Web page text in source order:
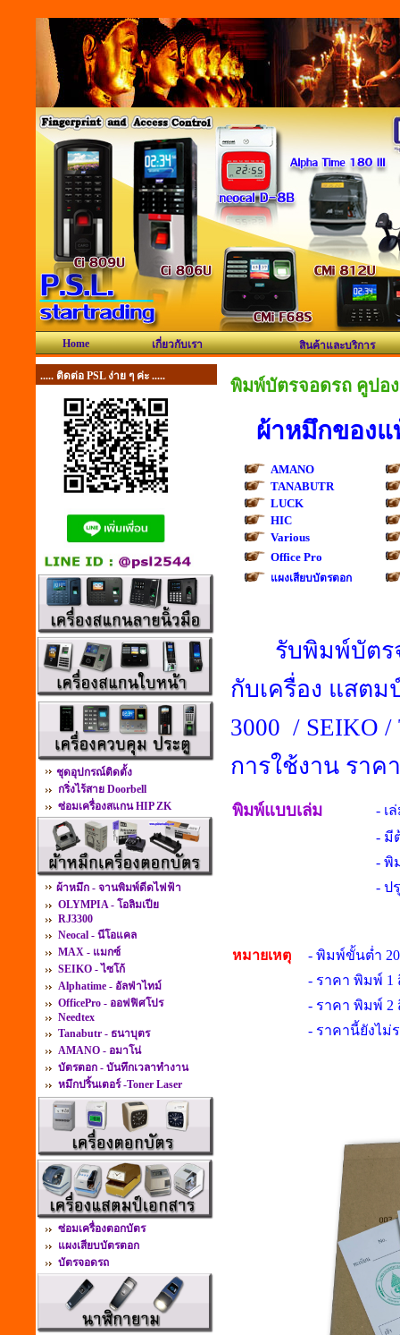
Home เกี่ยวกับเรา สินค้าและบริการ
..... ติดต่อ PSL ง่าย ๆ ค่ะ .....
ชุดอุปกรณ์ติดตั้ง
กริ่งไร้สาย Doorbell
ซ่อมเครื่องสแกน HIP ZK
ผ้าหมึก - จานพิมพ์ดีดไฟฟ้า
OLYMPIA - โอลิมเปีย
RJ3300
Neocal - นีโอแคล
MAX - แมกซ์
SEIKO - ไซโก้
Alphatime - อัลฟ่าไทม์
OfficePro - ออฟฟิศโปร
Needtex
Tanabutr - ธนาบุตร
AMANO - อมาโน่
บัตรตอก - บันทึกเวลาทำงาน
หมึกปริ้นเตอร์ -Toner Laser
ซ่อมเครื่องตอกบัตร
แผงเสียบบัตรตอก
บัตรจอดรถ
พิมพ์บัตรจอดรถ คูปอ
ผ้าหมึกของ
AMANO
TANABUTR
LUCK
HIC
Various
Office Pro
แผงเสียบบัตรตอก
รับพิมพ์บัตร
กับเครื่อง แสตม
3000 / SEIKO /
การใช้งาน รา
พิมพ์แบบเล่ม
- เ
- มี
- พิ
- ป
หมายเหตุ
- พิมพ์ขั้นต่ำ
- ราคา พิมพ์ 1
- ราคา พิมพ์ 2
- ราคานี้ยังไม่